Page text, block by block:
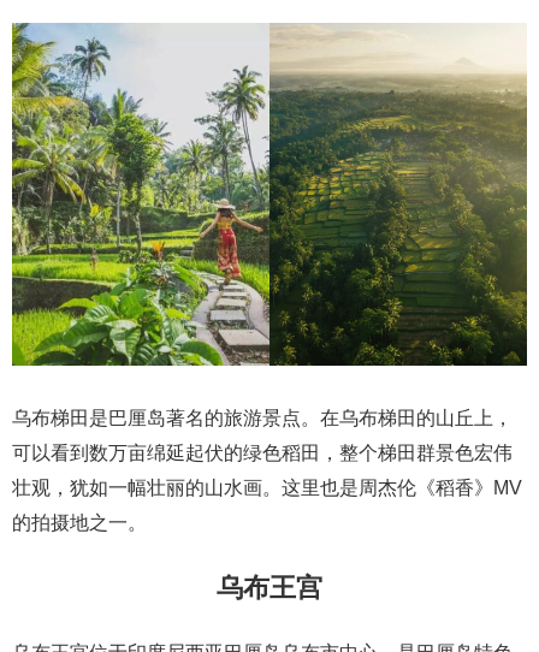
乌布梯田是巴厘岛著名的旅游景点。在乌布梯田的山丘上，
可以看到数万亩绵延起伏的绿色稻田，整个梯田群景色宏伟
壮观，犹如一幅壮丽的山水画。这里也是周杰伦《稻香》MV
的拍摄地之一。
乌布王宫